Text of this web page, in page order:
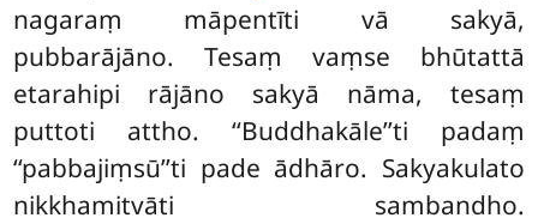
nagaraṃ māpentīti vā sakyā,
pubbarājāno. Tesaṃ vaṃse bhūtattā
etarahipi rājāno sakyā nāma, tesaṃ
puttoti attho. ‘‘Buddhakāle’’ti padaṃ
‘‘pabbajiṃsū’’ti pade ādhāro. Sakyakulato
nikkhamitvāti sambandho.